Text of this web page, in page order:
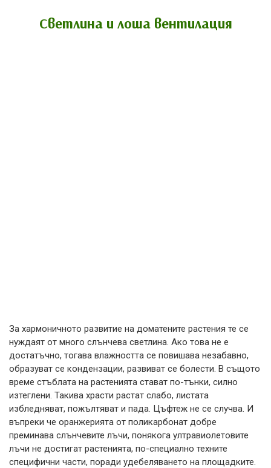
Светлина и лоша вентилация
За хармоничното развитие на доматените растения те се
нуждаят от много слънчева светлина. Ако това не е
достатъчно, тогава влажността се повишава незабавно,
образуват се кондензации, развиват се болести. В същото
време стъблата на растенията стават по-тънки, силно
изтеглени. Такива храсти растат слабо, листата
избледняват, пожълтяват и пада. Цъфтеж не се случва. И
въпреки че оранжерията от поликарбонат добре
преминава слънчевите лъчи, понякога ултравиолетовите
лъчи не достигат растенията, по-специално техните
специфични части, поради удебеляването на площадките.